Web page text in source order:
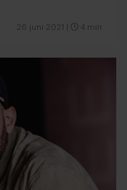
26 juni 2021 4 min